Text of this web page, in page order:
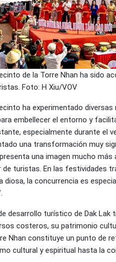
de la Torre Nhan ha sido
Foto: H Xiu/VOV
ha experimentado
embellecer el entorno y
especialmente durante el
una transformación muy
una imagen mucho
de turistas. En las festividades
diosa, la concurrencia es
desarrollo turístico de Dak
costeros, su patrimonio
Nhan constituye un punto de
cultural y espiritual hasta la